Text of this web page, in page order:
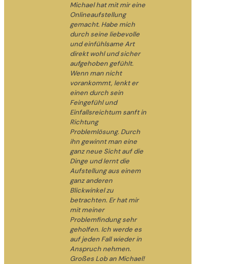
Michael hat mit mir eine
Onlineaufstellung
gemacht. Habe mich
durch seine liebevolle
und einfühlsame Art
direkt wohl und sicher
aufgehoben gefühlt.
Wenn man nicht
vorankommt, lenkt er
einen durch sein
Feingefühl und
Einfallsreichtum sanft in
Richtung
Problemlösung. Durch
ihn gewinnt man eine
ganz neue Sicht auf die
Dinge und lernt die
Aufstellung aus einem
ganz anderen
Blickwinkel zu
betrachten. Er hat mir
mit meiner
Problemfindung sehr
geholfen. Ich werde es
auf jeden Fall wieder in
Anspruch nehmen.
Großes Lob an Michael!